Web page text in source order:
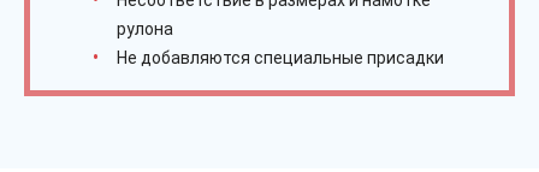
рулона
Не добавляются специальные присадки